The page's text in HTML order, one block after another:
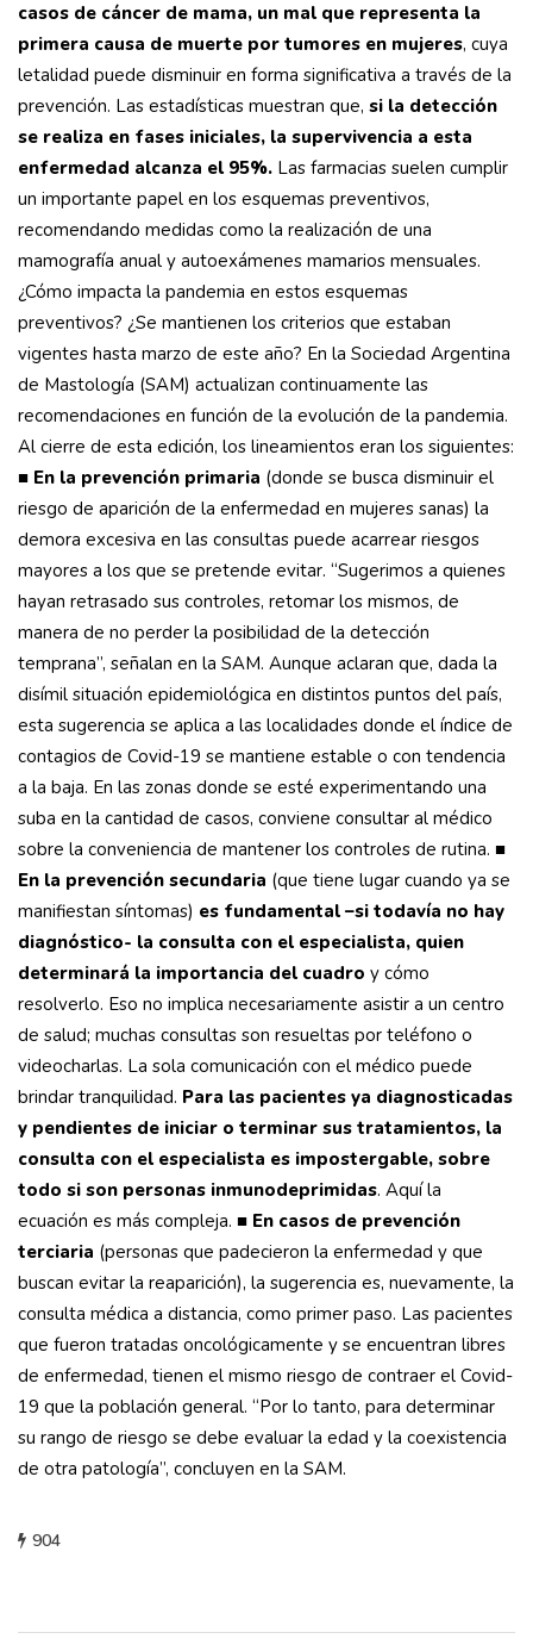
casos de cáncer de mama, un mal que representa la
primera causa de muerte por tumores en mujeres, cuya
letalidad puede disminuir en forma significativa a través de la
prevención. Las estadísticas muestran que, si la detección
se realiza en fases iniciales, la supervivencia a esta
enfermedad alcanza el 95%. Las farmacias suelen cumplir
un importante papel en los esquemas preventivos,
recomendando medidas como la realización de una
mamografía anual y autoexámenes mamarios mensuales.
¿Cómo impacta la pandemia en estos esquemas
preventivos? ¿Se mantienen los criterios que estaban
vigentes hasta marzo de este año? En la Sociedad Argentina
de Mastología (SAM) actualizan continuamente las
recomendaciones en función de la evolución de la pandemia.
Al cierre de esta edición, los lineamientos eran los siguientes:
■ En la prevención primaria (donde se busca disminuir el
riesgo de aparición de la enfermedad en mujeres sanas) la
demora excesiva en las consultas puede acarrear riesgos
mayores a los que se pretende evitar. “Sugerimos a quienes
hayan retrasado sus controles, retomar los mismos, de
manera de no perder la posibilidad de la detección
temprana”, señalan en la SAM. Aunque aclaran que, dada la
disímil situación epidemiológica en distintos puntos del país,
esta sugerencia se aplica a las localidades donde el índice de
contagios de Covid-19 se mantiene estable o con tendencia
a la baja. En las zonas donde se esté experimentando una
suba en la cantidad de casos, conviene consultar al médico
sobre la conveniencia de mantener los controles de rutina. ■
En la prevención secundaria (que tiene lugar cuando ya se
manifiestan síntomas) es fundamental –si todavía no hay
diagnóstico- la consulta con el especialista, quien
determinará la importancia del cuadro y cómo
resolverlo. Eso no implica necesariamente asistir a un centro
de salud; muchas consultas son resueltas por teléfono o
videocharlas. La sola comunicación con el médico puede
brindar tranquilidad. Para las pacientes ya diagnosticadas
y pendientes de iniciar o terminar sus tratamientos, la
consulta con el especialista es impostergable, sobre
todo si son personas inmunodeprimidas. Aquí la
ecuación es más compleja. ■ En casos de prevención
terciaria (personas que padecieron la enfermedad y que
buscan evitar la reaparición), la sugerencia es, nuevamente, la
consulta médica a distancia, como primer paso. Las pacientes
que fueron tratadas oncológicamente y se encuentran libres
de enfermedad, tienen el mismo riesgo de contraer el Covid-
19 que la población general. “Por lo tanto, para determinar
su rango de riesgo se debe evaluar la edad y la coexistencia
de otra patología”, concluyen en la SAM.
904